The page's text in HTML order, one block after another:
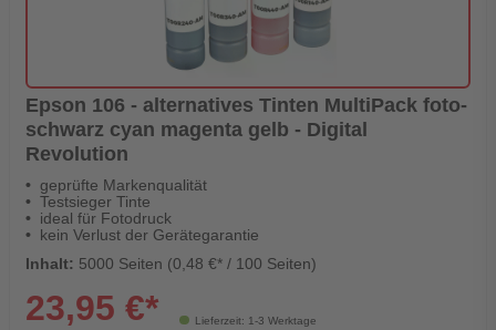
Epson 106 - alternatives Tinten MultiPack foto-
schwarz cyan magenta gelb - Digital
Revolution
geprüfte Markenqualität
Testsieger Tinte
ideal für Fotodruck
kein Verlust der Gerätegarantie
Inhalt: 5000 Seiten (0,48 €* / 100 Seiten)
Lieferzeit: 1-3 Werktage
23,95 €*